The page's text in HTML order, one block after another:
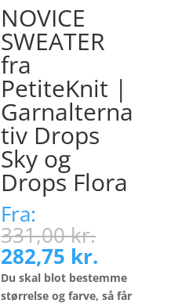
NOVICE
SWEATER
fra
PetiteKnit |
Garnalterna
tiv Drops
Sky og
Drops Flora
Fra:
331,00kr.
pris
var:
282,75 kr.
pris
Du skal blot bestemme
størrelse og farve, så får